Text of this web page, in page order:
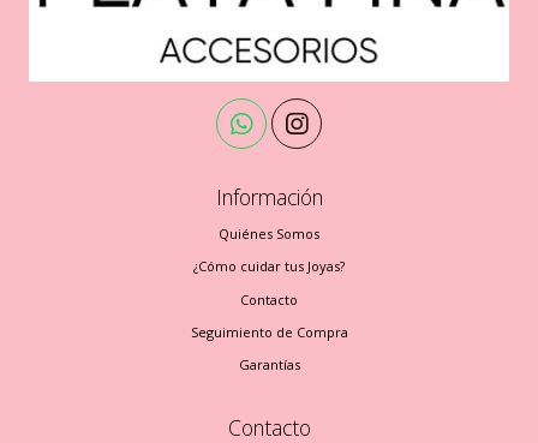
Información
Quiénes Somos
¿Cómo cuidar tus Joyas?
Contacto
Seguimiento de Compra
Garantías
Contacto